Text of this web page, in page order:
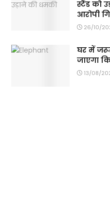
स्टैंड को
आरोपी
26/10/
घर में
जाएगा
13/08/